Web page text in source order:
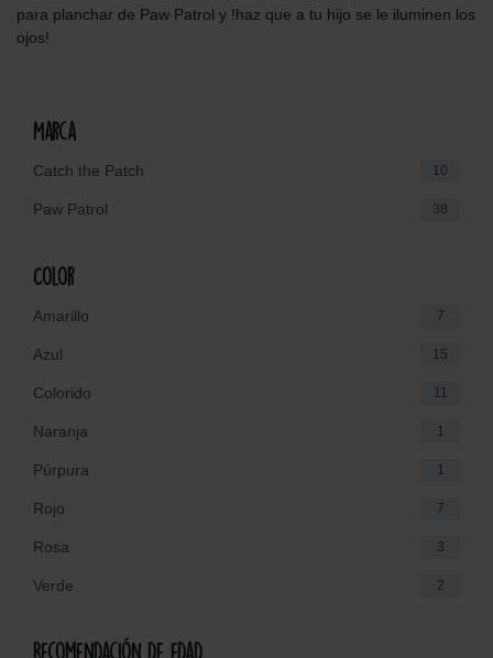
para planchar de Paw Patrol y !haz que a tu hijo se le iluminen los
ojos!
Marca
Catch the Patch 10
Paw Patrol 38
Color
Amarillo 7
Azul 15
Colorido 11
Naranja 1
Púrpura 1
Rojo 7
Rosa 3
Verde 2
Recomendación de edad